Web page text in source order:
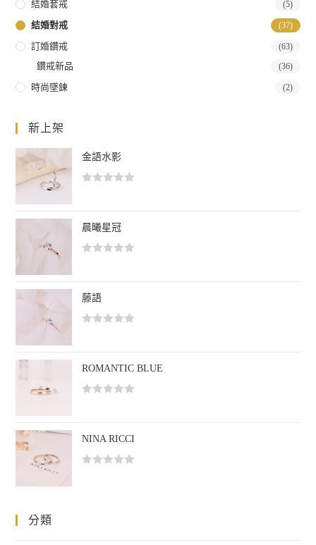
結婚套戒 (5)
結婚對戒 (37)
訂婚鑽戒 (63)
鑽戒新品 (36)
時尚墜鍊 (2)
新上架
金語水影
0
分
晨曦星冠
0
分
藤語
0
分
ROMANTIC BLUE
0
分
NINA RICCI
分類